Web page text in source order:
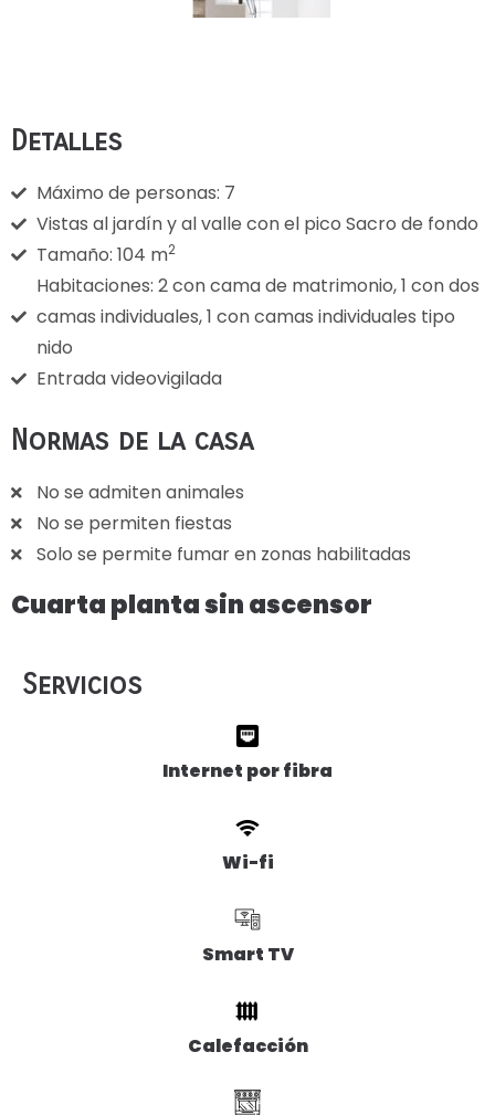
Detalles
Máximo de personas: 7
Vistas al jardín y al valle con el pico Sacro de fondo
Tamaño: 104 m2
Habitaciones: 2 con cama de matrimonio, 1 con dos
camas individuales, 1 con camas individuales tipo
nido
Entrada videovigilada
Normas de la casa
No se admiten animales
No se permiten fiestas
Solo se permite fumar en zonas habilitadas
Cuarta planta sin ascensor
Servicios
Internet por fibra
Wi-fi
Smart TV
Calefacción